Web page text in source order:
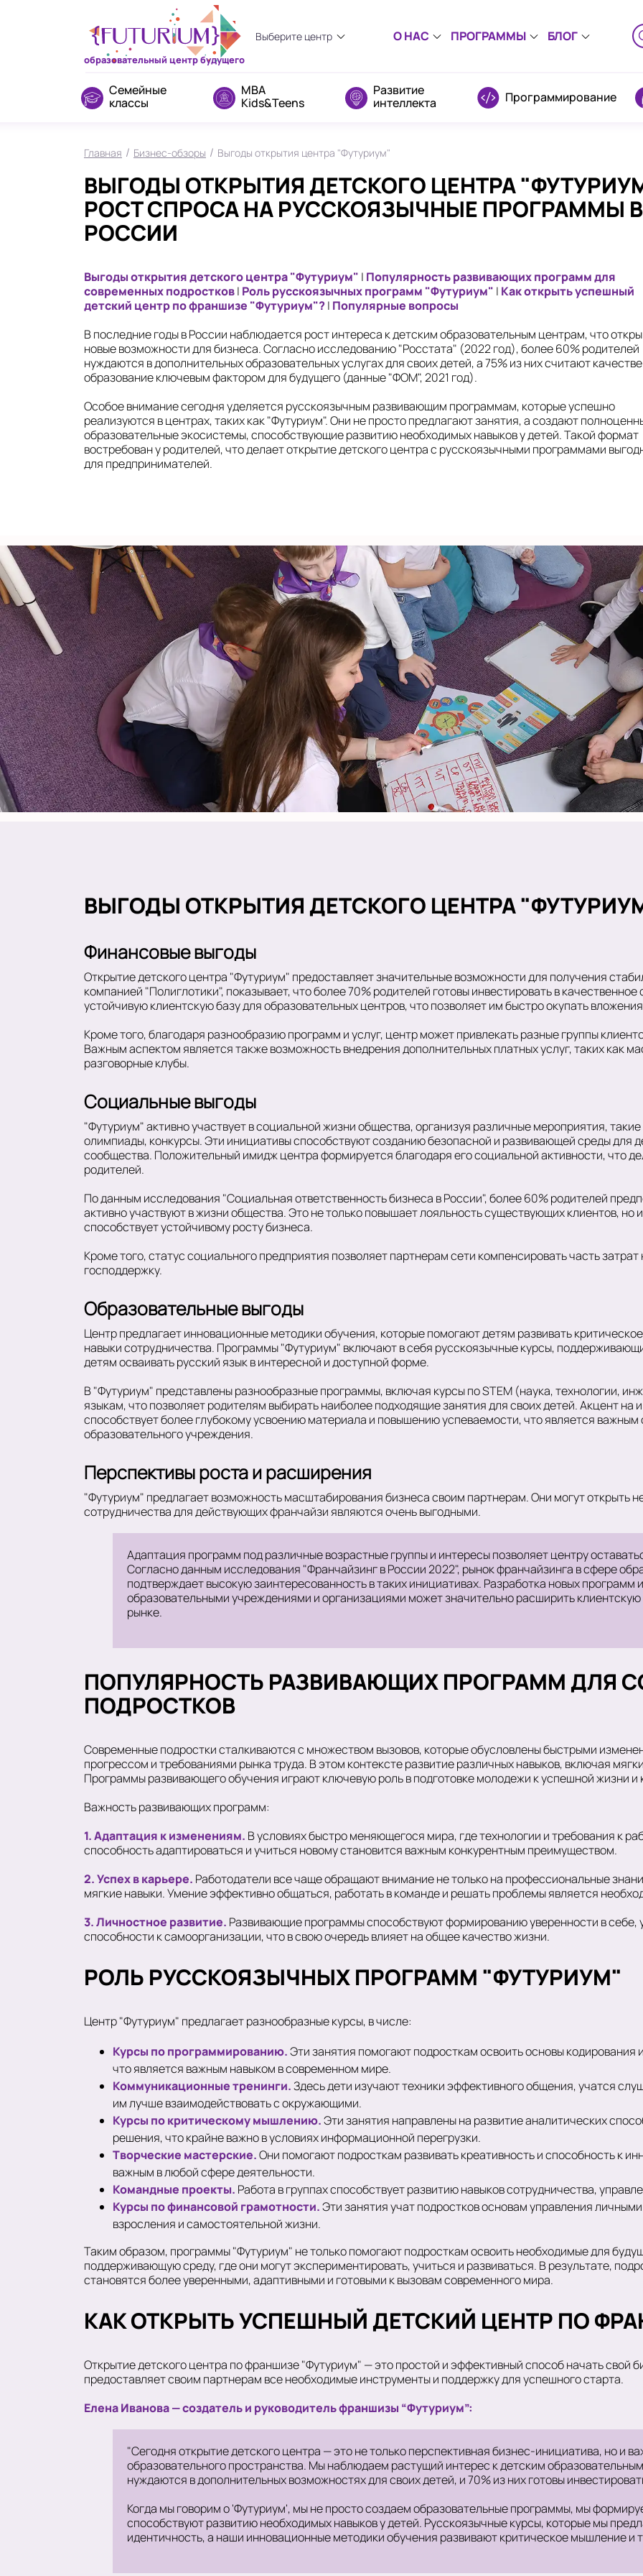
образовательный центр будущего
Выберите центр
Выберите центр
Пермь
на Садовом
ЖК Лондон Парк
в Кронштадте
в Снежинске
Уфа
Челябинск
на Комсомольском
проспекте
О НАС ПРОГРАММЫ БЛОГ
Семейные
классы
MBA
Kids&Teens
Развитие
интеллекта
Программирование
Главная / Бизнес-обзоры / Выгоды открытия центра "Футуриум"
ВЫГОДЫ ОТКРЫТИЯ ДЕТСКОГО ЦЕНТРА
РОСТ СПРОСА НА РУССКОЯЗЫЧНЫЕ ПРОГРАММЫ В
РОССИИ
Выгоды открытия детского центра "Футуриум" | Популярность развивающих программ для
современных подростков| Роль русскоязычных программ "Футуриум" | Как открыть успешный
детский центр по франшизе "Футуриум"?| Популярные вопросы
В последние годы в России наблюдается рост интереса к детским образовательным центрам, что
новые возможности для бизнеса. Согласно исследованию "Росстата" (2022 год), более 60% родителей
нуждаются в дополнительных образовательных услугах для своих детей, а 75% из них считают
образование ключевым фактором для будущего (данные "ФОМ", 2021 год).
Особое внимание сегодня уделяется русскоязычным развивающим программам, которые успешно
реализуются в центрах, таких как "Футуриум". Они не просто предлагают занятия, а создают
образовательные экосистемы, способствующие развитию необходимых навыков у детей. Такой формат
востребован у родителей, что делает открытие детского центра с русскоязычными программами
для предпринимателей.
ВЫГОДЫ ОТКРЫТИЯ ДЕТСКОГО ЦЕНТРА
Финансовые выгоды
Открытие детского центра "Футуриум" предоставляет значительные возможности для получения
компанией "Полиглотики", показывает, что более 70% родителей готовы инвестировать в
устойчивую клиентскую базу для образовательных центров, что позволяет им быстро окупать
Кроме того, благодаря разнообразию программ и услуг, центр может привлекать разные группы
Важным аспектом является также возможность внедрения дополнительных платных услуг, таких как
разговорные клубы.
Социальные выгоды
"Футуриум" активно участвует в социальной жизни общества, организуя различные мероприятия,
олимпиады, конкурсы. Эти инициативы способствуют созданию безопасной и развивающей среды для
сообщества. Положительный имидж центра формируется благодаря его социальной активности, что
родителей.
По данным исследования "Социальная ответственность бизнеса в России", более 60% родителей
активно участвуют в жизни общества. Это не только повышает лояльность существующих клиентов, но
способствует устойчивому росту бизнеса.
Кроме того, статус социального предприятия позволяет партнерам сети компенсировать часть
господдержку.
Образовательные выгоды
Центр предлагает инновационные методики обучения, которые помогают детям развивать
навыки сотрудничества. Программы "Футуриум" включают в себя русскоязычные курсы,
детям осваивать русский язык в интересной и доступной форме.
В "Футуриум" представлены разнообразные программы, включая курсы по STEM (наука, технологии,
языкам, что позволяет родителям выбирать наиболее подходящие занятия для своих детей. Акцент на
способствует более глубокому усвоению материала и повышению успеваемости, что является
образовательного учреждения.
Перспективы роста и расширения
"Футуриум" предлагает возможность масштабирования бизнеса своим партнерам. Они могут открыть
сотрудничества для действующих франчайзи являются очень выгодными.
Адаптация программ под различные возрастные группы и интересы позволяет центру
Согласно данным исследования "Франчайзинг в России 2022", рынок франчайзинга в сфере
подтверждает высокую заинтересованность в таких инициативах. Разработка новых программ
образовательными учреждениями и организациями может значительно расширить
рынке.
ПОПУЛЯРНОСТЬ РАЗВИВАЮЩИХ ПРОГРАММ ДЛЯ
ПОДРОСТКОВ
Современные подростки сталкиваются с множеством вызовов, которые обусловлены быстрыми
прогрессом и требованиями рынка труда. В этом контексте развитие различных навыков, включая
Программы развивающего обучения играют ключевую роль в подготовке молодежи к успешной жизни и
Важность развивающих программ:
1. Адаптация к изменениям. В условиях быстро меняющегося мира, где технологии и требования к
способность адаптироваться и учиться новому становится важным конкурентным преимуществом.
2. Успех в карьере. Работодатели все чаще обращают внимание не только на профессиональные
мягкие навыки. Умение эффективно общаться, работать в команде и решать проблемы является
3. Личностное развитие. Развивающие программы способствуют формированию уверенности в
способности к самоорганизации, что в свою очередь влияет на общее качество жизни.
РОЛЬ РУССКОЯЗЫЧНЫХ ПРОГРАММ "ФУТУРИУМ"
Центр "Футуриум" предлагает разнообразные курсы, в числе:
Курсы по программированию.Эти занятия помогают подросткам освоить основы
что является важным навыком в современном мире.
Коммуникационные тренинги.Здесь дети изучают техники эффективного общения, учатся
им лучше взаимодействовать с окружающими.
Курсы по критическому мышлению.Эти занятия направлены на развитие аналитических
решения, что крайне важно в условиях информационной перегрузки.
Творческие мастерские.Они помогают подросткам развивать креативность и способность к
важным в любой сфере деятельности.
Командные проекты. Работа в группах способствует развитию навыков сотрудничества,
Курсы по финансовой грамотности.Эти занятия учат подростков основам управления
взросления и самостоятельной жизни.
Таким образом, программы "Футуриум" не только помогают подросткам освоить необходимые для
поддерживающую среду, где они могут экспериментировать, учиться и развиваться. В результате,
становятся более уверенными, адаптивными и готовыми к вызовам современного мира.
КАК ОТКРЫТЬ УСПЕШНЫЙ ДЕТСКИЙ ЦЕНТР ПО
Открытие детского центра по франшизе "Футуриум" — это простой и эффективный способ начать свой
предоставляет своим партнерам все необходимые инструменты и поддержку для успешного старта.
Елена Иванова — создатель и руководитель франшизы “Футуриум”:
"Сегодня открытие детского центра — это не только перспективная бизнес-инициатива, но и
образовательного пространства. Мы наблюдаем растущий интерес к детским
нуждаются в дополнительных возможностях для своих детей, и 70% из них готовы
Когда мы говорим о 'Футуриум', мы не просто создаем образовательные программы, мы
способствуют развитию необходимых навыков у детей. Русскоязычные курсы, которые мы
идентичность, а наши инновационные методики обучения развивают критическое мышление и